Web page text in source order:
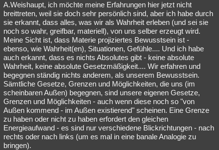
A.Weishaupt, ich möchte meine Erfahrungen hier jetzt nicht
breittreten, weil sie doch sehr persönlich sind, aber ich habe durch
sie erkannt, dass alles, was wir als Wahrheit erleben (und sei sie
noch so wahr, greifbar, materiell), von uns selber erzeugt wird.
Meine Sicht ist, dass Materie projiziertes Bewusstsein ist -
ebenso, wie Wahrheit(en), Situationen, Gefühle.... Und ich habe
auch erkannt, dass es nichts Absolutes gibt - keine absolute
Wahrheit, keine absolute Gesetzmäßigkeit.... Wir erfahren und
begegnen ständig nichts anderem, als unserem Bewusstsein.
Sämtliche Gesetze, Grenzen und Möglichkeiten, die uns (im
scheinbaren Außen) begegnen, sind unsere eigenen Gesetze,
Grenzen und Möglichkeiten - auch wenn diese noch so "von
Außen kommend - im Außen existierend" scheinen. Eine Grenze
zu haben oder nicht zu haben erfordert den gleichen
Energieaufwand - es sind nur verschiedene Blickrichtungen - nach
rechts oder nach links (um es mal in eine banale Analogie zu
bringen).